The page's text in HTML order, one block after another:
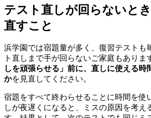
テスト直しが回らないと
直すこと
浜学園では宿題量が多く、復習テストも
ト直しまで手が回らないご家庭もありま
しを頑張らせる」前に、直しに使える時
かを見直してください。
宿題をすべて終わらせることに時間を使
しが夜遅くになると、ミスの原因を考え